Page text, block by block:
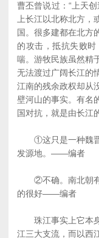
曹丕曾说过：“上天
上长江以北称北方
国。很多建都在北方
的攻击，抵抗失败
喘。游牧民族虽然精
无法渡过广阔长江的
江南的残余政权却从
壁河山的事实。有名
国对抗，就是由长江
①这只是一种魏晋
发源地。——编者
②不确。南北朝有
的很好——编者
珠江事实上它本身
江三大支流，而以西